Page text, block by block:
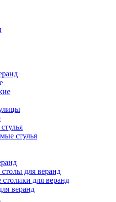
стулья
для веранд
для веранд
веранд